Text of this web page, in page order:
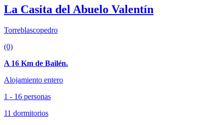
La Casita del Abuelo Valentín
Torreblascopedro
(0)
A 16 Km de Bailén.
Alojamiento entero
1 - 16 personas
11 dormitorios